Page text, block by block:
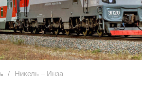
Никель – Инза